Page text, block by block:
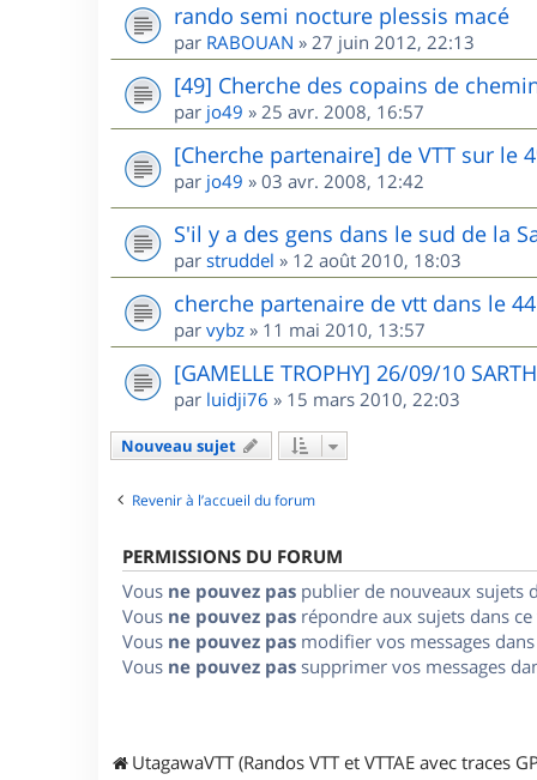
rando semi nocture plessis macé
par RABOUAN » 27 juin 2012, 22:13
[49] Cherche des copains de
par jo49 » 25 avr. 2008, 16:57
[Cherche partenaire] de VTT sur le
par jo49 » 03 avr. 2008, 12:42
S'il y a des gens dans le sud de la
par struddel » 12 août 2010, 18:03
cherche partenaire de vtt dans le 44
par vybz » 11 mai 2010, 13:57
[GAMELLE TROPHY] 26/09/10
par luidji76 » 15 mars 2010, 22:03
Nouveau sujet
Revenir à l’accueil du forum
PERMISSIONS DU FORUM
Vous ne pouvez pas publier de nouveaux sujets
Vous ne pouvez pas répondre aux sujets dans
Vous ne pouvez pas modifier vos messages
Vous ne pouvez pas supprimer vos messages
UtagawaVTT (Randos VTT et VTTAE avec traces